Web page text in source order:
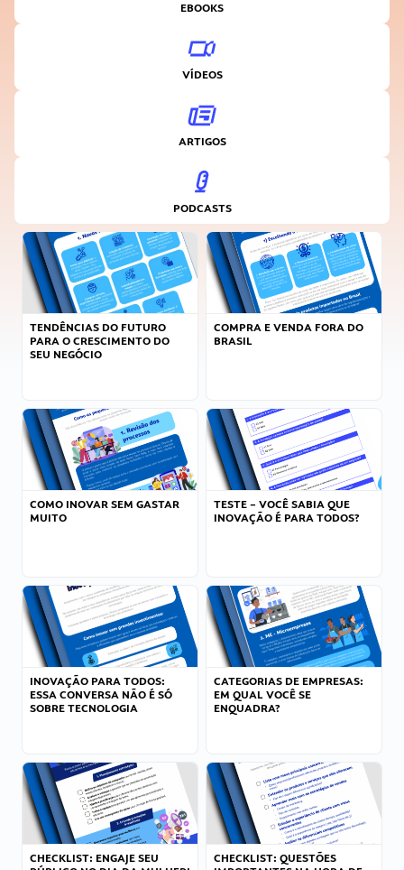
EBOOKS
VÍDEOS
ARTIGOS
PODCASTS
TENDÊNCIAS DO FUTURO
PARA O CRESCIMENTO DO
SEU NEGÓCIO
COMPRA E VENDA FORA DO
BRASIL
COMO INOVAR SEM GASTAR
MUITO
TESTE – VOCÊ SABIA QUE
INOVAÇÃO É PARA TODOS?
INOVAÇÃO PARA TODOS:
ESSA CONVERSA NÃO É SÓ
SOBRE TECNOLOGIA
CATEGORIAS DE EMPRESAS:
EM QUAL VOCÊ SE
ENQUADRA?
CHECKLIST: ENGAJE SEU
CHECKLIST: QUESTÕES